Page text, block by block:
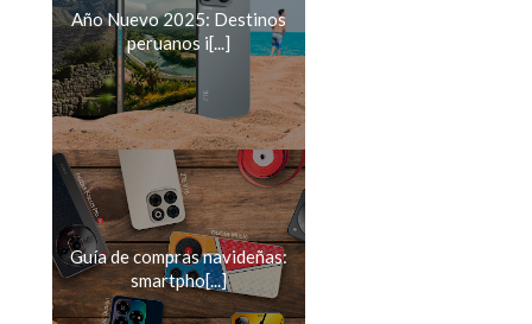
Año Nuevo 2025: Destinos
peruanos i[...]
Guía de compras navideñas:
smartpho[...]